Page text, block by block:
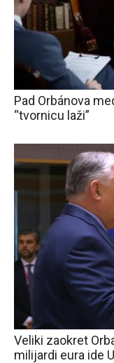
Pad Orbánova
“tvornicu laži”
Veliki zaokret
milijardi eura ide